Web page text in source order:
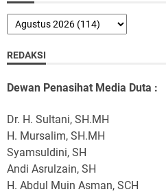
REDAKSI
Dewan Penasihat Media Duta :
Dr. H. Sultani, SH.MH
H. Mursalim, SH.MH
Syamsuldini, SH
Andi Asrulzain, SH
H. Abdul Muin Asman, SCH